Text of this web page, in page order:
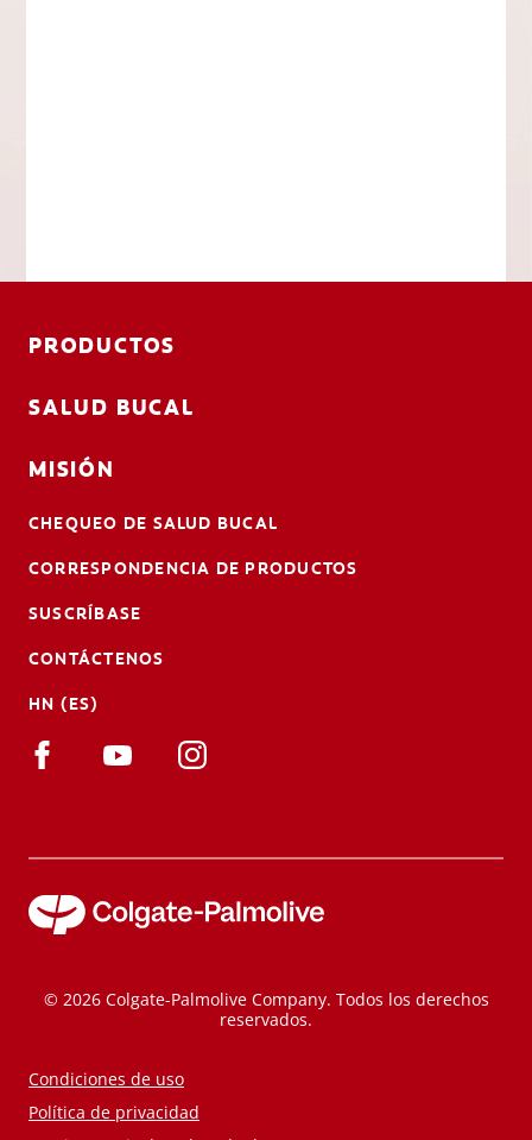
PRODUCTOS
SALUD BUCAL
MISIÓN
CHEQUEO DE SALUD BUCAL
CORRESPONDENCIA DE PRODUCTOS
SUSCRÍBASE
CONTÁCTENOS
HN (ES)
© 2026 Colgate-Palmolive Company. Todos los derechos
reservados.
Condiciones de uso
Política de privacidad